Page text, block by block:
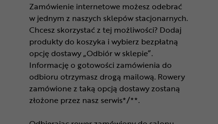
Zamówienie internetowe możesz odebrać
w jednym z naszych sklepów stacjonarnych.
Chcesz skorzystać z tej możliwości? Dodaj
produkty do koszyka i wybierz bezpłatną
opcję dostawy „Odbiór w sklepie”.
Informację o gotowości zamówienia do
odbioru otrzymasz drogą mailową. Rowery
zamówione z taką opcją dostawy zostaną
złożone przez nasz serwis*/**.